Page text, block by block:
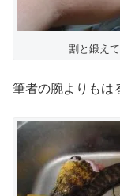
割と鍛え
筆者の腕よりもは